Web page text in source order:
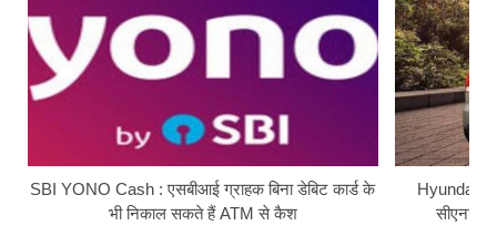
SBI YONO Cash : एसबीआई ग्राहक बिना डेबिट कार्ड के
भी निकाल सकते हैं ATM से कैश
Hyundai
सीएनजी